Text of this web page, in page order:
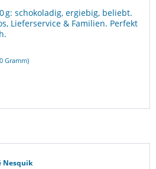
g: schokoladig, ergiebig, beliebt.
Lieferservice & Familien. Perfekt
Gramm)
Nesquik